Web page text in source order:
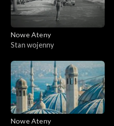
Nowe Ateny
Stan wojenny
Nowe Ateny